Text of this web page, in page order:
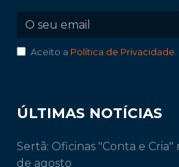
Aceito a Política de Privacidade.
ÚLTIMAS NOTÍCIAS
Sertã: Oficinas "Conta e Cria"
de agosto